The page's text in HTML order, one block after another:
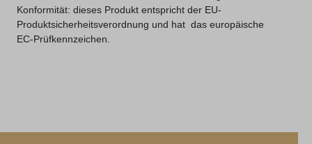
Konformität: dieses Produkt entspricht der EU-
Produktsicherheitsverordnung und hat das europäische
EC-Prüfkennzeichen.